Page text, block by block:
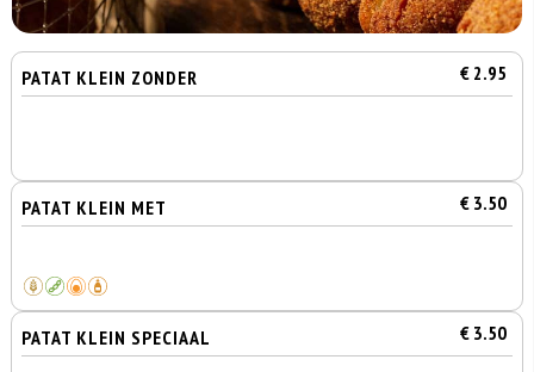
PATAT KLEIN ZONDER € 2.95
PATAT KLEIN MET € 3.50
PATAT KLEIN SPECIAAL € 3.50